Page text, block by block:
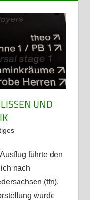
UND
führte den
nach
(tfn).
wurde